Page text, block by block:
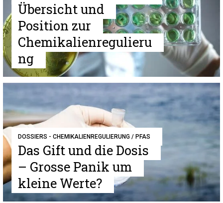
Übersicht und
Position zur
Chemikalienregulieru
ng
DOSSIERS - CHEMIKALIENREGULIERUNG / PFAS
Das Gift und die Dosis
– Grosse Panik um
kleine Werte?